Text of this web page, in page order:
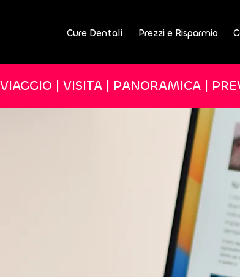
Cure Dentali Prezzi e Risparmio
VIAGGIO | VISITA | PANORAMICA |